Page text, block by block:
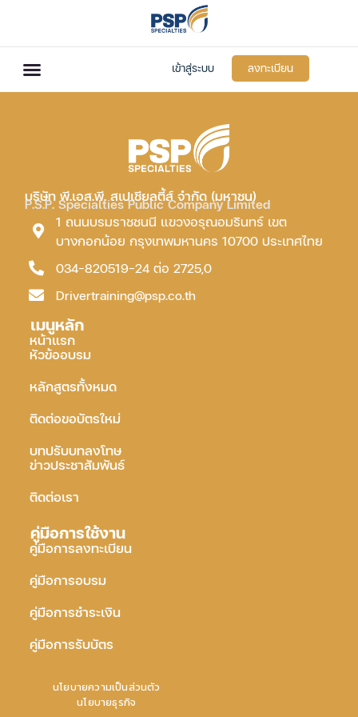
เข้าสู่ระบบ ลงทะเบียน
บริษัท พี.เอส.พี. สเปเชียลตี้ส์ จำกัด (มหาชน)
P.S.P. Specialties Public Company Limited
1 ถนนบรมราชชนนี แขวงอรุณอมรินทร์ เขต
บางกอกน้อย กรุงเทพมหานคร 10700 ประเทศไทย
034-820519-24 ต่อ 2725,0
Drivertraining@psp.co.th
เมนูหลัก
หน้าแรก
หัวข้ออบรม
หลักสูตรทั้งหมด
ติดต่อขอบัตรใหม่
บทปรับบทลงโทษ
ข่าวประชาสัมพันธ์
ติดต่อเรา
คู่มือการใช้งาน
คู่มือการลงทะเบียน
คู่มือการอบรม
คู่มือการชำระเงิน
คู่มือการรับบัตร
นโยบายความเป็นส่วนตัว
นโยบายธุรกิจ